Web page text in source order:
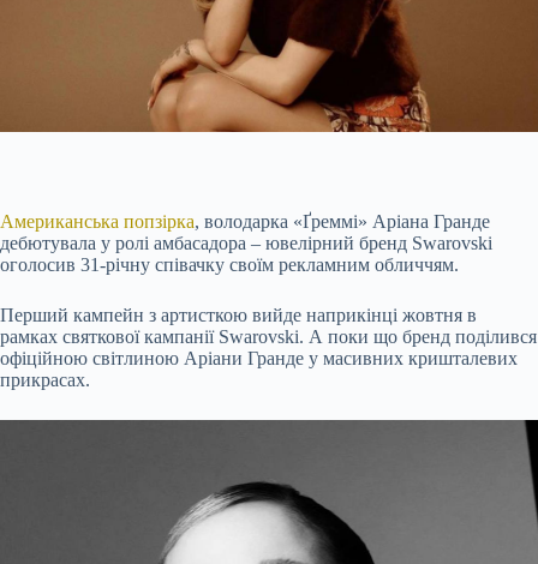
Американська попзірка, володарка «Ґреммі» Аріана Гранде
дебютувала у ролі амбасадора – ювелірний бренд Swarovski
оголосив 31-річну співачку своїм рекламним обличчям.
Перший кампейн з артисткою вийде наприкінці жовтня в
рамках святкової кампанії Swarovski. А поки що бренд поділився
офіційною світлиною Аріани Гранде у масивних кришталевих
прикрасах.